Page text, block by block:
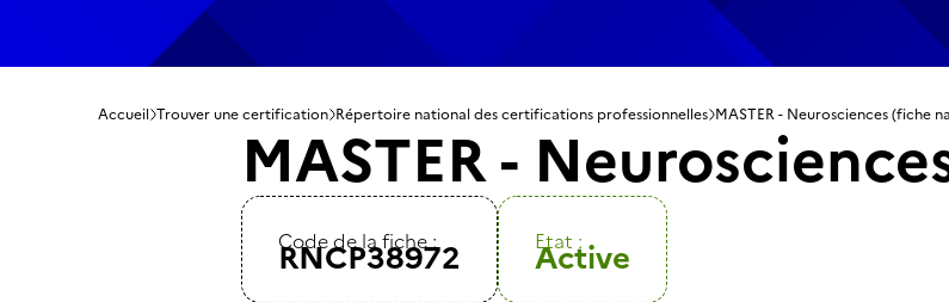
Accueil Trouver une certification Répertoire national des certifications professionnelles MASTER - Neurosciences (fiche
MASTER -
Code de la fiche :
RNCP38972 Etat :
Active